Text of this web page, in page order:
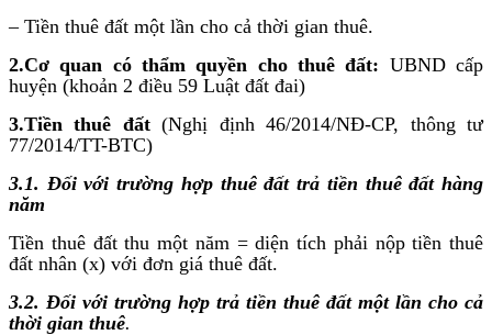
– Tiền thuê đất một lần cho cả thời gian thuê.
2.Cơ quan có thẩm quyền cho thuê đất: UBND cấp
huyện (khoản 2 điều 59 Luật đất đai)
3.Tiền thuê đất(Nghị định 46/2014/NĐ-CP, thông tư
77/2014/TT-BTC)
3.1. Đối với trường hợp thuê đất trả tiền thuê đất hàng
năm
Tiền thuê đất thu một năm = diện tích phải nộp tiền thuê
đất nhân (x) với đơn giá thuê đất.
3.2. Đối với trường hợp trả tiền thuê đất một lần cho cả
thời gian thuê.